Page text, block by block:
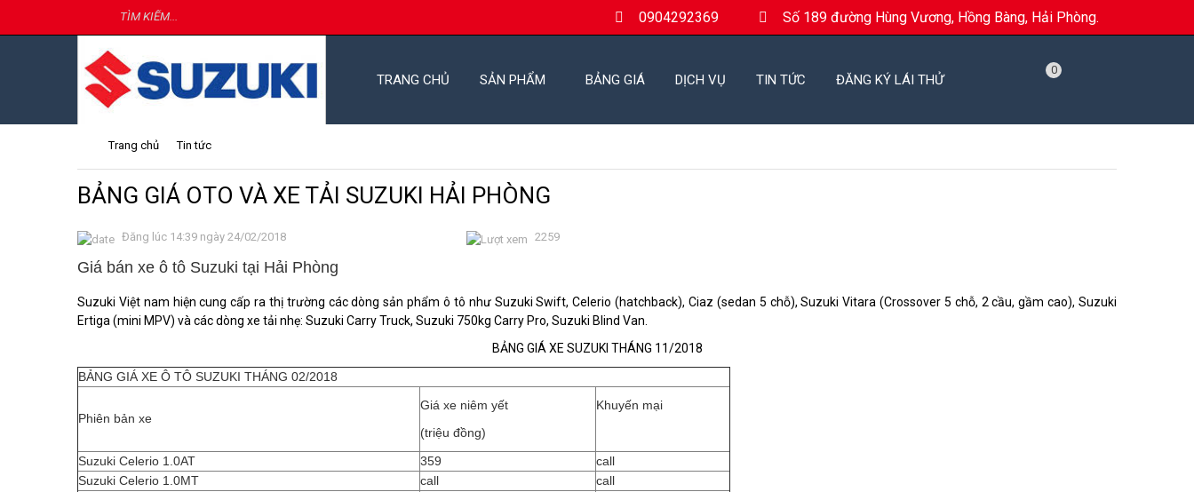
0904292369 Số 189 đường Hùng Vương, Hồng Bàng, Hải Phòng.
TRANG CHỦ SẢN PHẨM BẢNG GIÁ DỊCH VỤ TIN TỨC ĐĂNG KÝ LÁI THỬ
0
Trang chủ Tin tức
BẢNG GIÁ OTO VÀ XE TẢI SUZUKI HẢI PHÒNG
Đăng lúc 14:39 ngày 24/02/2018 2259
Giá bán xe ô tô Suzuki tại Hải Phòng
Suzuki Việt nam hiện cung cấp ra thị trường các dòng sản phẩm ô tô như Suzuki Swift, Celerio (hatchback), Ciaz (sedan 5 chỗ), Suzuki Vitara (Crossover 5 chỗ, 2 cầu, gầm cao), Suzuki
Ertiga (mini MPV) và các dòng xe tải nhẹ: Suzuki Carry Truck, Suzuki 750kg Carry Pro, Suzuki Blind Van.
BẢNG GIÁ XE SUZUKI THÁNG 11/2018
BẢNG GIÁ XE Ô TÔ SUZUKI THÁNG 02/2018
Phiên bản xe
Giá xe niêm yết
(triệu đồng)
Khuyến mại
Suzuki Celerio 1.0AT 359
call
Suzuki Celerio 1.0MT
call
call